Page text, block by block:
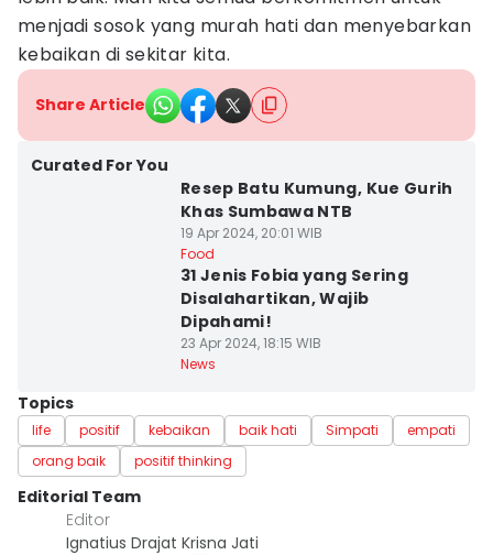
menjadi sosok yang murah hati dan menyebarkan
kebaikan di sekitar kita.
Share Article
Curated For You
Resep Batu Kumung, Kue Gurih
Khas Sumbawa NTB
19 Apr 2024, 20:01 WIB
Food
31 Jenis Fobia yang Sering
Disalahartikan, Wajib
Dipahami!
23 Apr 2024, 18:15 WIB
News
Topics
life positif kebaikan baik hati Simpati
empati
orang baik
positif thinking
Editorial Team
Editor
Ignatius Drajat Krisna Jati